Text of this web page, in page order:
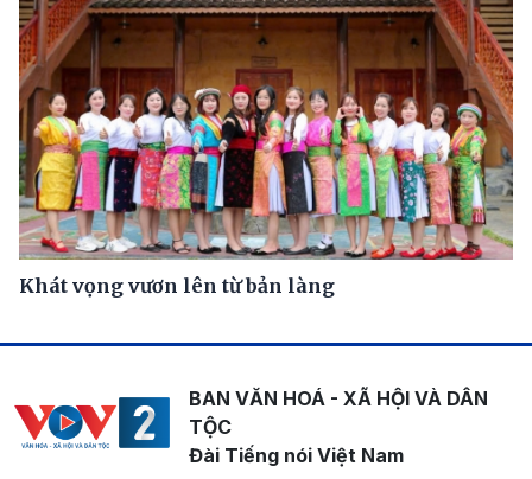
Khát vọng vươn lên từ bản làng
BAN VĂN HOÁ - XÃ HỘI VÀ DÂN
TỘC
Đài Tiếng nói Việt Nam